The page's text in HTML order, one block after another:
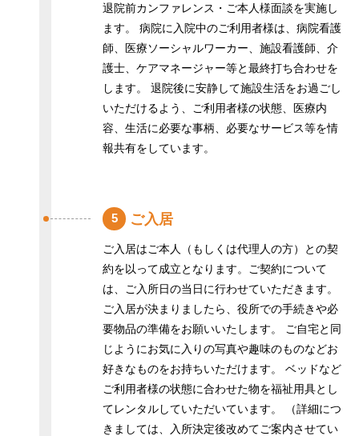
ミライエ羽島の特長
お部屋・施設のご紹介
対象の方・料金・入居の流れ
退院前カンファレンス・ご本人様面談を実施し
ます。 病院に入院中のご利用者様は、病院看護
師、医療ソーシャルワーカー、施設看護師、介
護士、ケアマネージャー等と最終打ち合わせを
します。 退院後に安静して施設生活をお過ごし
いただけるよう、ご利用者様の状態、医療内
容、生活に必要な事柄、必要なサービス等を情
報共有をしています。
5 ご入居
ご入居はご本人（もしくは代理人の方）との契
約を以って成立となります。ご契約について
は、ご入所日の当日に行わせていただきます。
ご入居が決まりましたら、役所での手続きや必
要物品の準備をお願いいたします。 ご自宅と同
じようにお気に入りの写真や趣味のものなどお
好きなものをお持ちいただけます。 ベッドなど
ご利用者様の状態に合わせた物を福祉用具とし
てレンタルしていただいています。 （詳細につ
きましては、入所決定後改めてご案内させてい